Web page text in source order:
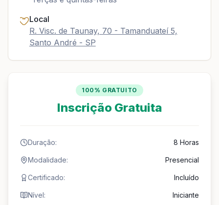
Local
R. Visc. de Taunay, 70 - Tamanduateí 5,
Santo André - SP
100% GRATUITO
Inscrição Gratuita
Duração: 8 Horas
Modalidade: Presencial
Certificado: Incluído
Nível: Iniciante